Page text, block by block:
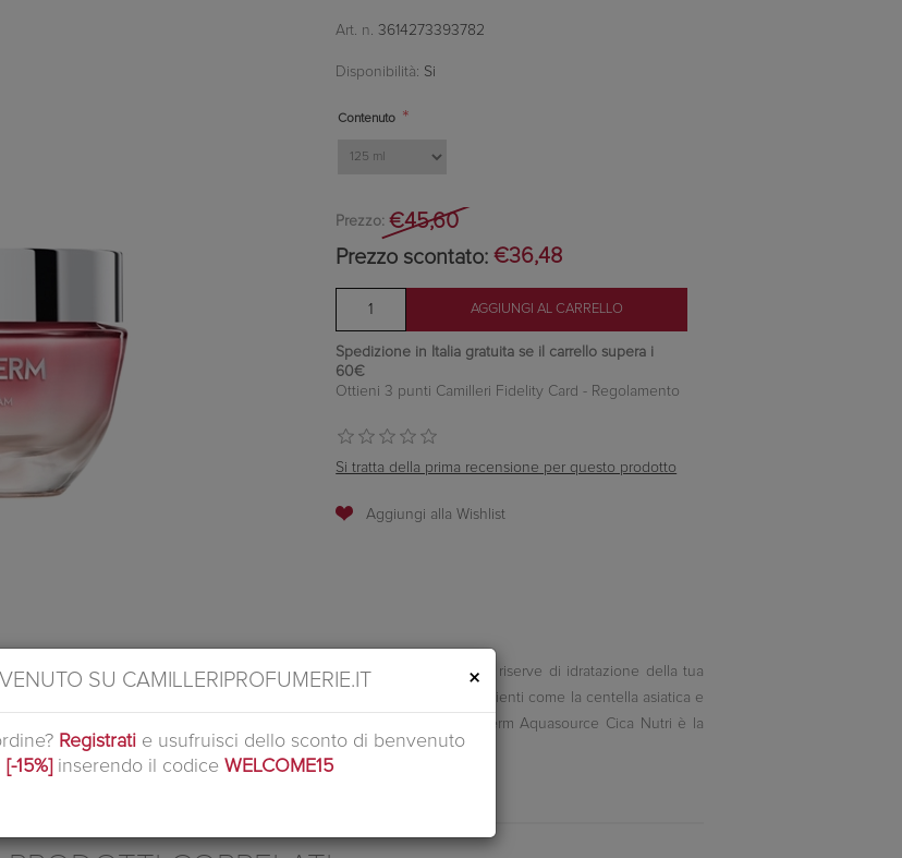
Art. n. 3614273393782
Disponibilità: Si
Contenuto *
Prezzo: €45,60
Prezzo scontato: €36,48
Spedizione in Italia gratuita se il carrello supera i
60€
Ottieni 3 punti Camilleri Fidelity Card - Regolamento
Si tratta della prima recensione per questo prodotto
la crema Biotherm Aquasource Cica Nutri ripristina per ben 48 ore le riserve di idratazione della tua
piacevole sensazione di benessere. I suoi effetti sono garantiti da ingredienti come la centella asiatica e
visibilmente radiosa e perfettamente morbida al tatto. La crema Biotherm Aquasource Cica Nutri è la
Aquasource per pelli secche.
immediatamente e abbondantemente.
SU CAMILLERIPROFUMERIE.IT ×
Registrati e usufruisci dello sconto di benvenuto
[-15%] inserendo il codice WELCOME15